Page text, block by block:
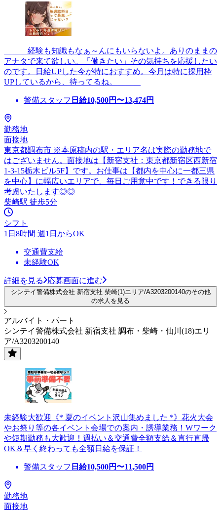
＿＿＿経験も知識もなぁ～んにもいらないよ。ありのままの
アナタで来て欲しい。「働きたい」その気持ちを応援したい
のです。日給UPした今が特におすすめ。今月は特に採用枠
UPしているから、待ってるね。＿＿＿
警備スタッフ 日給10,500円〜13,474円
勤務地
面接地
東京都調布市 ※本原稿内の駅・エリア名は実際の勤務地で
はございません。面接地は【新宿支社：東京都新宿区西新宿
1-3-15栃木ビル5F】です。お仕事は【都内を中心に一都三県
を中心】に幅広いエリアで、毎日ご用意中です！できる限り
考慮いたします◎◎
柴崎駅 徒歩5分
シフト
1日8時間 週1日からOK
交通費支給
未経験OK
詳細を見る 応募画面に進む
シンテイ警備株式会社 新宿支社 柴崎(1)エリア/A3203200140のその他
の求人を見る
アルバイト・パート
シンテイ警備株式会社 新宿支社 調布・柴崎・仙川(18)エリ
ア/A3203200140
未経験大歓迎《* 夏のイベント沢山集めました *》花火大会
やお祭り等の各イベント会場での案内・誘導業務！Wワーク
や短期勤務も大歓迎！週払い＆交通費全額支給＆直行直帰
OK＆早く終わっても全額日給を保証！
警備スタッフ 日給10,500円〜11,500円
勤務地
面接地